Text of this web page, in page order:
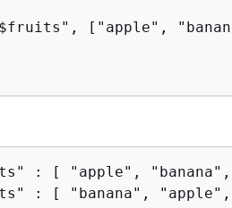
["apple",
: [ "banana",